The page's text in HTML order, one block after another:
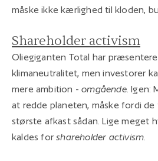
måske ikke kærlighed til kloden,
Shareholder activism
Oliegiganten Total har
klimaneutralitet, men investorer
mere ambition -omgående. Igen:
at redde planeten, måske fordi
største afkast sådan. Lige meget
kaldes forshareholder activism